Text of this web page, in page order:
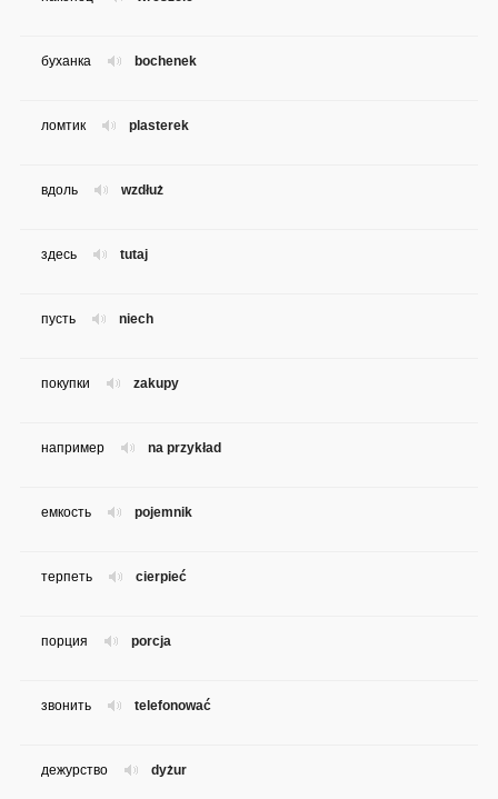
bochenek
буханка
plasterek
ломтик
wzdłuż
вдоль
tutaj
здесь
niech
пусть
zakupy
покупки
na przykład
например
pojemnik
емкость
cierpieć
терпеть
porcja
порция
telefonować
звонить
dyżur
дежурство